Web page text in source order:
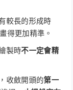
較長的形成時
得更加精準。
製時不一定會精
收斂開頭的第一